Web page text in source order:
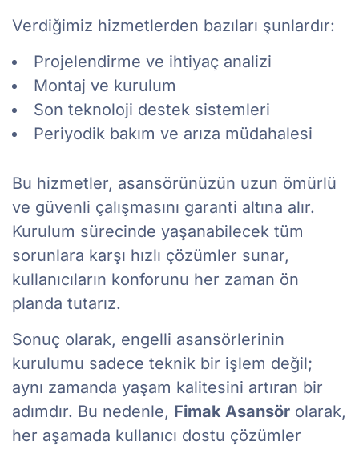
Verdiğimiz hizmetlerden bazıları şunlardır:
Projelendirme ve ihtiyaç analizi
Montaj ve kurulum
Son teknoloji destek sistemleri
Periyodik bakım ve arıza müdahalesi
Bu hizmetler, asansörünüzün uzun ömürlü
ve güvenli çalışmasını garanti altına alır.
Kurulum sürecinde yaşanabilecek tüm
sorunlara karşı hızlı çözümler sunar,
kullanıcıların konforunu her zaman ön
planda tutarız.
Sonuç olarak, engelli asansörlerinin
kurulumu sadece teknik bir işlem değil;
aynı zamanda yaşam kalitesini artıran bir
adımdır. Bu nedenle, Fimak Asansör olarak,
her aşamada kullanıcı dostu çözümler